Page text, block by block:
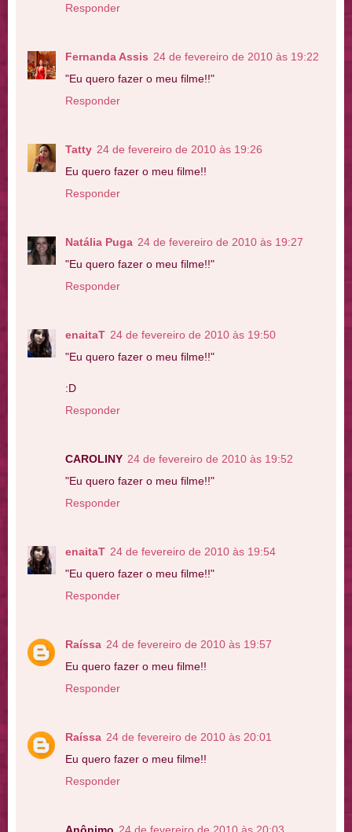
Responder
Fernanda Assis 24 de fevereiro de 2010 às 19:22
"Eu quero fazer o meu filme!!"
Responder
Tatty 24 de fevereiro de 2010 às 19:26
Eu quero fazer o meu filme!!
Responder
Natália Puga 24 de fevereiro de 2010 às 19:27
"Eu quero fazer o meu filme!!"
Responder
enaitaT 24 de fevereiro de 2010 às 19:50
"Eu quero fazer o meu filme!!"
:D
Responder
CAROLINY 24 de fevereiro de 2010 às 19:52
"Eu quero fazer o meu filme!!"
Responder
enaitaT 24 de fevereiro de 2010 às 19:54
"Eu quero fazer o meu filme!!"
Responder
Raíssa 24 de fevereiro de 2010 às 19:57
Eu quero fazer o meu filme!!
Responder
Raíssa 24 de fevereiro de 2010 às 20:01
Eu quero fazer o meu filme!!
Responder